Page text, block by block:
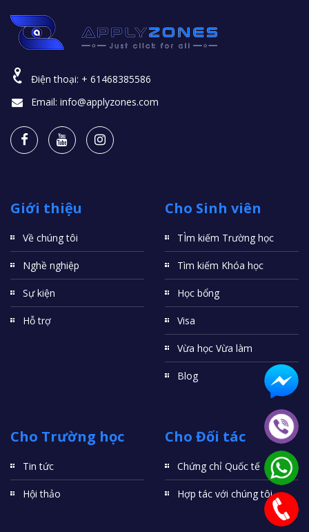
Điện thoại: + 61468385586
Email: info@applyzones.com
Giới thiệu
Về chúng tôi
Nghề nghiệp
Sự kiện
Hỗ trợ
Cho Sinh viên
TÌm kiếm Trường học
Tìm kiếm Khóa học
Học bổng
Visa
Vừa học Vừa làm
Blog
Cho Trường học
Tin tức
Hội thảo
Cho Đối tác
Chứng chỉ Quốc tế
Hợp tác với chúng tôi